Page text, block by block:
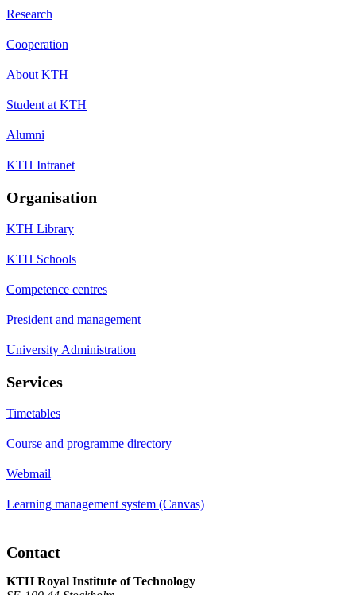
Research
Cooperation
About KTH
Student at KTH
Alumni
KTH Intranet
Organisation
KTH Library
KTH Schools
Competence centres
President and management
University Administration
Services
Timetables
Course and programme directory
Webmail
Learning management system (Canvas)
Contact
KTH Royal Institute of Technology